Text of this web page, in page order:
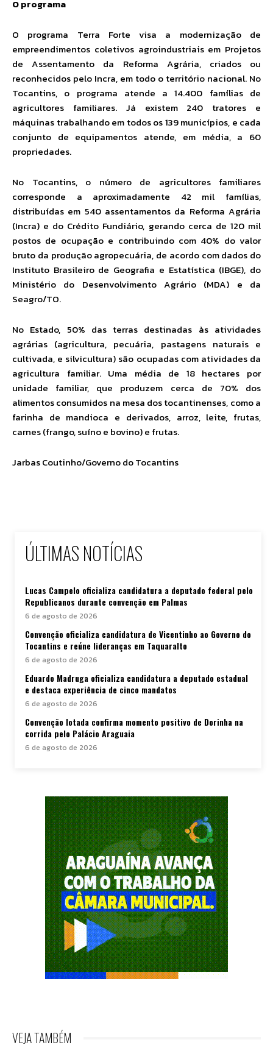
O programa
O programa Terra Forte visa a modernização de
empreendimentos coletivos agroindustriais em Projetos
de Assentamento da Reforma Agrária, criados ou
reconhecidos pelo Incra, em todo o território nacional. No
Tocantins, o programa atende a 14.400 famílias de
agricultores familiares. Já existem 240 tratores e
máquinas trabalhando em todos os 139 municípios, e cada
conjunto de equipamentos atende, em média, a 60
propriedades.
No Tocantins, o número de agricultores familiares
corresponde a aproximadamente 42 mil famílias,
distribuídas em 540 assentamentos da Reforma Agrária
(Incra) e do Crédito Fundiário, gerando cerca de 120 mil
postos de ocupação e contribuindo com 40% do valor
bruto da produção agropecuária, de acordo com dados do
Instituto Brasileiro de Geografia e Estatística (IBGE), do
Ministério do Desenvolvimento Agrário (MDA) e da
Seagro/TO.
No Estado, 50% das terras destinadas às atividades
agrárias (agricultura, pecuária, pastagens naturais e
cultivada, e silvicultura) são ocupadas com atividades da
agricultura familiar. Uma média de 18 hectares por
unidade familiar, que produzem cerca de 70% dos
alimentos consumidos na mesa dos tocantinenses, como a
farinha de mandioca e derivados, arroz, leite, frutas,
carnes (frango, suíno e bovino) e frutas.
Jarbas Coutinho/Governo do Tocantins
ÚLTIMAS NOTÍCIAS
Lucas Campelo oficializa candidatura a deputado federal pelo
Republicanos durante convenção em Palmas
6 de agosto de 2026
Convenção oficializa candidatura de Vicentinho ao Governo do
Tocantins e reúne lideranças em Taquaralto
6 de agosto de 2026
Eduardo Madruga oficializa candidatura a deputado estadual
e destaca experiência de cinco mandatos
6 de agosto de 2026
Convenção lotada confirma momento positivo de Dorinha na
corrida pelo Palácio Araguaia
6 de agosto de 2026
VEJA TAMBÉM